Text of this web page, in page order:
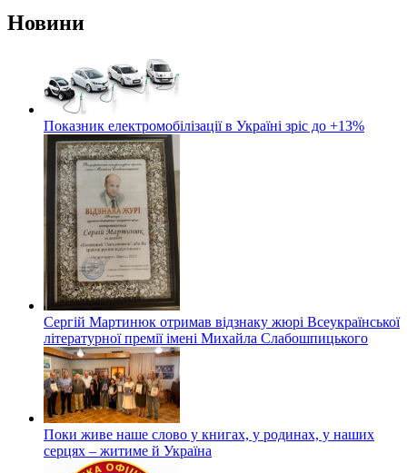
Новини
Показник електромобілізації в Україні зріс до +13%
Сергій Мартинюк отримав відзнаку жюрі Всеукраїнської
літературної премії імені Михайла Слабошпицького
Поки живе наше слово у книгах, у родинах, у наших
серцях – житиме й Україна